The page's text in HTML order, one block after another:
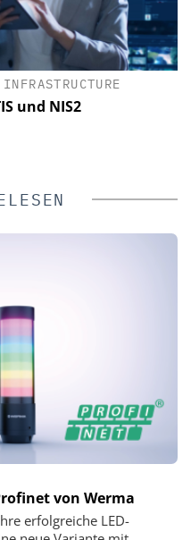
und NIS2
von Werma
erfolgreiche LED-